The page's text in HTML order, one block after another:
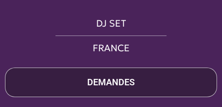
DJ SET
FRANCE
DEMANDES